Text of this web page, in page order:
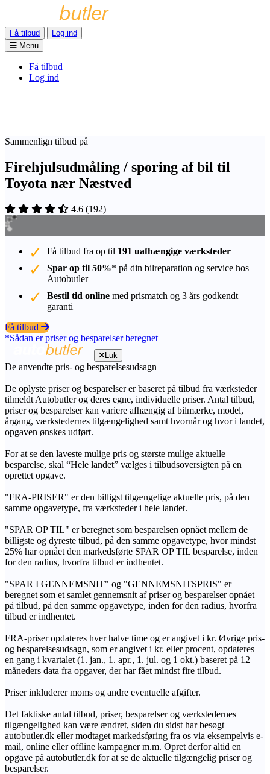
Få tilbud
Log ind
Menu
Få tilbud
Log ind
Sammenlign tilbud på
Firehjulsudmåling / sporing af bil til
Toyota nær Næstved
4.6 (192)
Få tilbud fra op til 191 uafhængige værksteder
Spar op til 50%* på din bilreparation og service hos
Autobutler
Bestil tid online med prismatch og 3 års godkendt
garanti
Få tilbud
*Sådan er priser og besparelser beregnet
Luk
De anvendte pris- og besparelsesudsagn
De oplyste priser og besparelser er baseret på tilbud fra værksteder
tilmeldt Autobutler og deres egne, individuelle priser. Antal tilbud,
priser og besparelser kan variere afhængig af bilmærke, model,
årgang, værkstedernes tilgængelighed samt hvornår og hvor i landet,
opgaven ønskes udført.
For at se den laveste mulige pris og største mulige aktuelle
besparelse, skal “Hele landet” vælges i tilbudsoversigten på en
oprettet opgave.
"FRA-PRISER" er den billigst tilgængelige aktuelle pris, på den
samme opgavetype, fra værksteder i hele landet.
"SPAR OP TIL" er beregnet som besparelsen opnået mellem de
billigste og dyreste tilbud, på den samme opgavetype, hvor mindst
25% har opnået den markedsførte SPAR OP TIL besparelse, inden
for den radius, hvorfra tilbud er indhentet.
"SPAR I GENNEMSNIT" og "GENNEMSNITSPRIS" er
beregnet som et samlet gennemsnit af priser og besparelser opnået
på tilbud, på den samme opgavetype, inden for den radius, hvorfra
tilbud er indhentet.
FRA-priser opdateres hver halve time og er angivet i kr. Øvrige pris-
og besparelsesudsagn, som er angivet i kr. eller procent, opdateres
en gang i kvartalet (1. jan., 1. apr., 1. jul. og 1 okt.) baseret på 12
måneders data fra opgaver, der har fået mindst fire tilbud.
Priser inkluderer moms og andre eventuelle afgifter.
Det faktiske antal tilbud, priser, besparelser og værkstedernes
tilgængelighed kan være ændret, siden du sidst har besøgt
autobutler.dk eller modtaget markedsføring fra os via eksempelvis e-
mail, online eller offline kampagner m.m. Opret derfor altid en
opgave på autobutler.dk for at se de aktuelle tilgængelig priser og
besparelser.